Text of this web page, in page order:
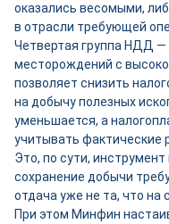
оказались весомыми,
в отрасли требующей
Четвертая группа НДД
месторождений с
позволяет снизить
на добычу полезных
уменьшается, а
учитывать фактические
Это, по сути,
сохранение добычи
отдача уже не та, что на
При этом Минфин